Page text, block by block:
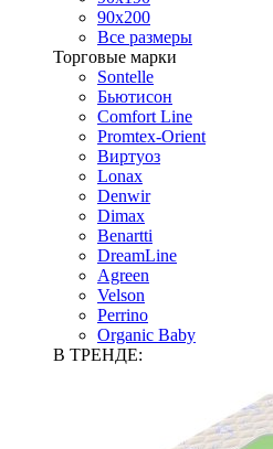
90х200
Все размеры
Торговые марки
Sontelle
Бьютисон
Comfort Line
Promtex-Orient
Виртуоз
Lonax
Denwir
Dimax
Benartti
DreamLine
Agreen
Velson
Perrino
Organic Baby
В ТРЕНДЕ: